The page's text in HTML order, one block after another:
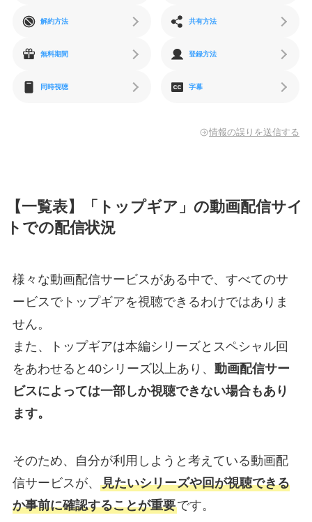
解約方法 共有方法
無料期間 登録方法
同時視聴 字幕
情報の誤りを送信する
【一覧表】「トップギア」の動画配信サイ
トでの配信状況
様々な動画配信サービスがある中で、すべてのサ
ービスでトップギアを視聴できるわけではありま
せん。
また、トップギアは本編シリーズとスペシャル回
をあわせると40シリーズ以上あり、 動画配信サー
ビスによっては一部しか視聴できない場合もあり
ます。
そのため、自分が利用しようと考えている動画配
信サービスが、 見たいシリーズや回が視聴できる
か事前に確認することが重要です。